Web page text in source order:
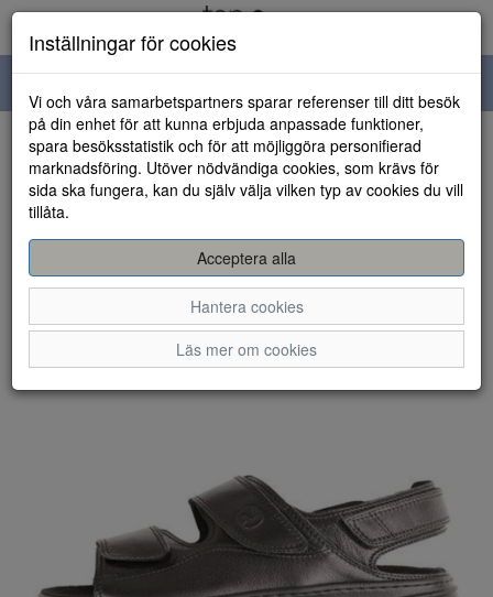
navigation
HEM
Inställningar för cookies
Vi och våra samarbetspartners sparar referenser till ditt besök
på din enhet för att kunna erbjuda anpassade funktioner,
spara besöksstatistik och för att möjliggöra personifierad
marknadsföring. Utöver nödvändiga cookies, som krävs för
sida ska fungera, kan du själv välja vilken typ av cookies du vill
tillåta.
Acceptera alla
Hantera cookies
Läs mer om cookies